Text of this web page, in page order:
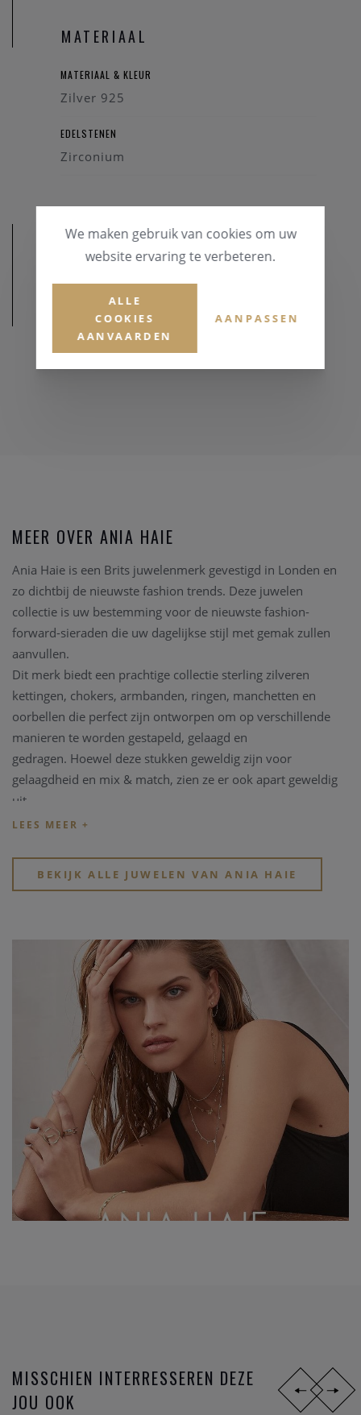
MATERIAAL
MATERIAAL & KLEUR
Zilver 925
EDELSTENEN
Zirconium
AFMETINGEN
MEER OVER ANIA HAIE
Ania Haie is een Brits juwelenmerk gevestigd in Londen en
zo dichtbij de nieuwste fashion trends. Deze juwelen
collectie is uw bestemming voor de nieuwste fashion-
forward-sieraden die uw dagelijkse stijl met gemak zullen
aanvullen.
Dit merk biedt een prachtige collectie sterling zilveren
kettingen, chokers, armbanden, ringen, manchetten en
oorbellen die perfect zijn ontworpen om op verschillende
manieren te worden gestapeld, gelaagd en
gedragen. Hoewel deze stukken geweldig zijn voor
gelaagdheid en mix & match, zien ze er ook apart geweldig
uit.
Elk juweel is toegankelijk, trendy en altijd moeiteloos chic.
BEKIJK ALLE JUWELEN VAN ANIA HAIE
MISSCHIEN INTERRESSEREN DEZE
JOU OOK
We maken gebruik van cookies om uw
website ervaring te verbeteren.
ALLE
COOKIES
AANVAARDEN
AANPASSEN